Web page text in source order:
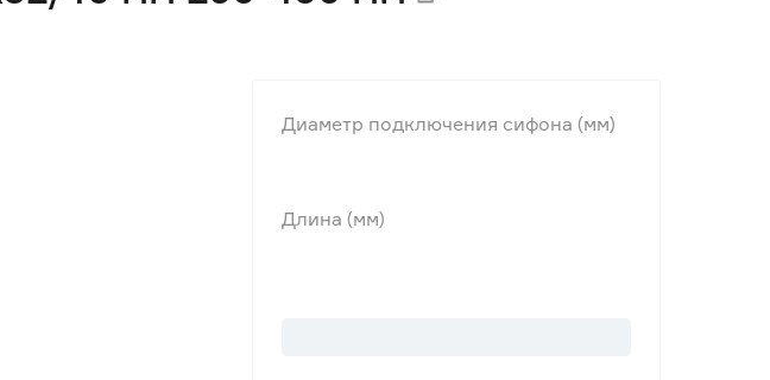
Диаметр подключения сифона (мм)
Длина (мм)